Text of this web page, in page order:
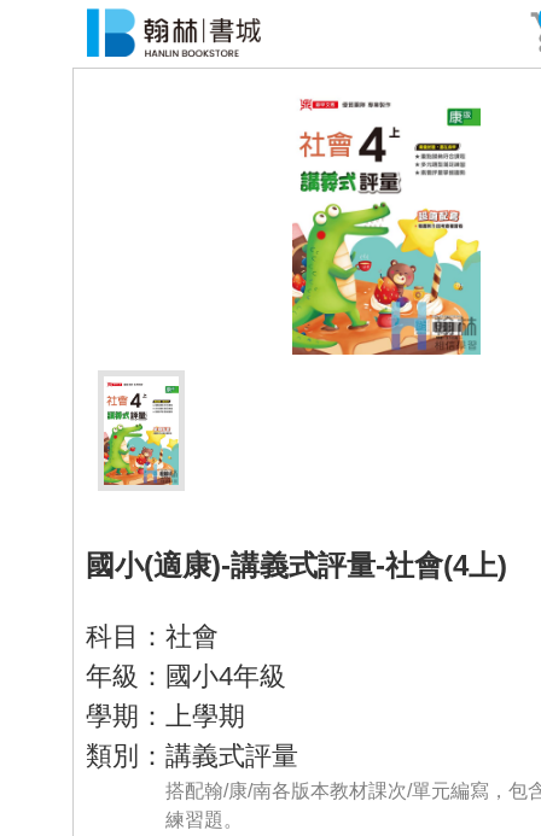
國小(適康)-講義式評量-社會(4上)
科目：社會
年級：國小4年級
學期：上學期
類別：講義式評量
搭配翰/康/南各版本教材課次/單元編寫，包
練習題。